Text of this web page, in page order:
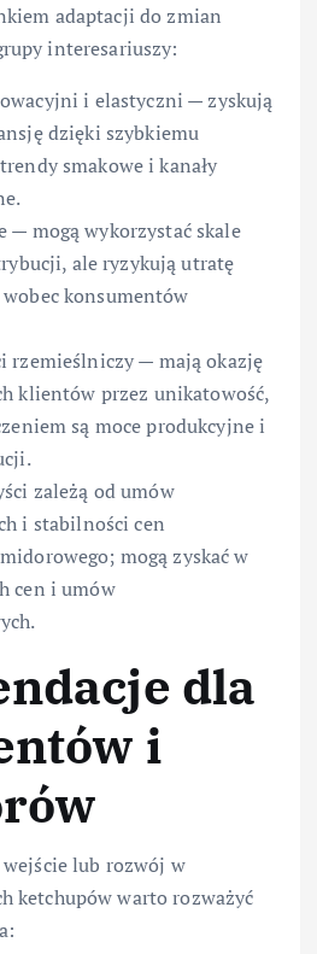
adaptacji do zmian
interesariuszy:
i elastyczni — zyskują
dzięki szybkiemu
smakowe i kanały
— mogą wykorzystać skale
ale ryzykują utratę
konsumentów
rzemieślniczy — mają okazję
klientów przez unikatowość,
są moce produkcyjne i
zależą od umów
i stabilności cen
mogą zyskać w
cen i umów
dla
i
lub rozwój w
ketchupów warto rozważyć